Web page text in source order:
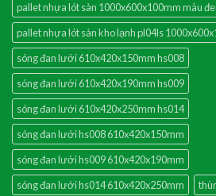
pallet nhựa lót sàn 1000x600x100mm màu
pallet nhựa lót sàn kho lạnh pl04ls
sóng đan lưới 610x420x150mm hs008
sóng đan lưới 610x420x190mm hs009
sóng đan lưới 610x420x250mm hs014
sóng đan lưới hs008 610x420x150mm
sóng đan lưới hs009 610x420x190mm
sóng đan lưới hs014 610x420x250mm